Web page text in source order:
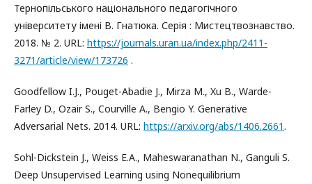
Тернопільського національного педагогічного
університету імені В. Гнатюка. Серія : Мистецтвознавство.
2018. № 2. URL: https://journals.uran.ua/index.php/2411-
3271/article/view/173726 .
Goodfellow I.J., Pouget-Abadie J., Mirza M., Xu B., Warde-
Farley D., Ozair S., Courville A., Bengio Y. Generative
Adversarial Nets. 2014. URL: https://arxiv.org/abs/1406.2661.
Sohl-Dickstein J., Weiss E.A., Maheswaranathan N., Ganguli S.
Deep Unsupervised Learning using Nonequilibrium